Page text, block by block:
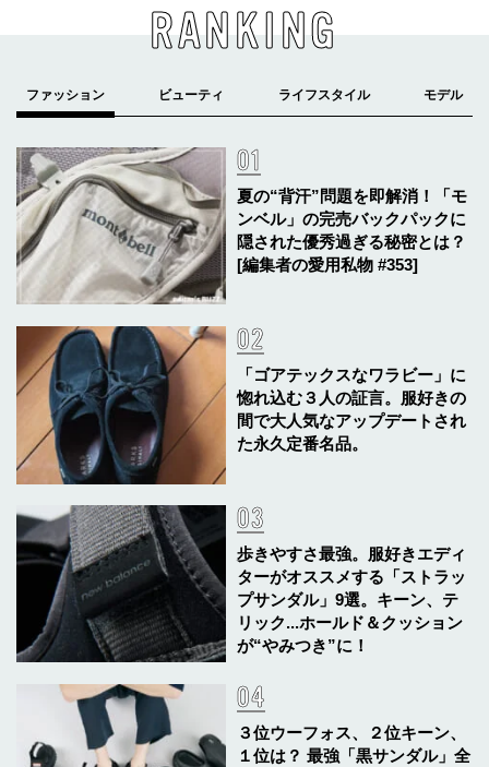
RANKING
夏の“背汗”問題を即解消！「モ
ンベル」の完売バックパックに
隠された優秀過ぎる秘密とは？
[編集者の愛用私物 #353]
「ゴアテックスなワラビー」に
惚れ込む３人の証言。服好きの
間で大人気なアップデートされ
た永久定番名品。
歩きやすさ最強。服好きエディ
ターがオススメする「ストラッ
プサンダル」9選。キーン、テ
リック...ホールド＆クッション
が“やみつき”に！
３位ウーフォス、２位キーン、
１位は？ 最強「黒サンダル」全